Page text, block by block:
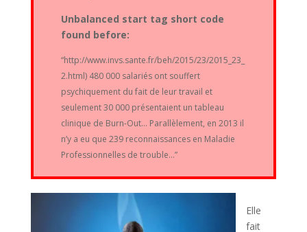
Unbalanced start tag short code
found before:
“http://www.invs.sante.fr/beh/2015/23/2015_23_
2.html) 480 000 salariés ont souffert
psychiquement du fait de leur travail et
seulement 30 000 présentaient un tableau
clinique de Burn-Out… Parallèlement, en 2013 il
n’y a eu que 239 reconnaissances en Maladie
Professionnelles de trouble…”
Elle
fait